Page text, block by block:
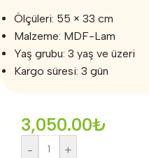
Ölçüleri: 55 × 33 cm
Malzeme: MDF-Lam
Yaş grubu: 3 yaş ve üzeri
Kargo süresi: 3 gün
3,050.00₺
- +